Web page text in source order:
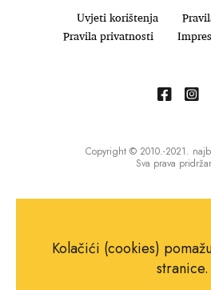
Uvjeti korištenja
Pravila privatnosti
Copyright © 2010.-2021.
Sva prava
Kolačići (cookies)
stranice.